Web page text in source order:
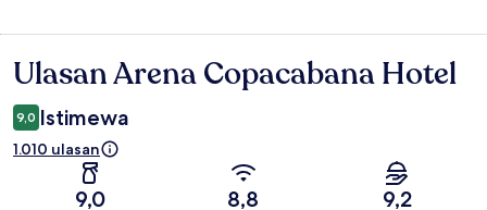
Ulasan
Ulasan Arena Copacabana Hotel
9,0 Istimewa
1.010 ulasan
9,0 8,8 9,2